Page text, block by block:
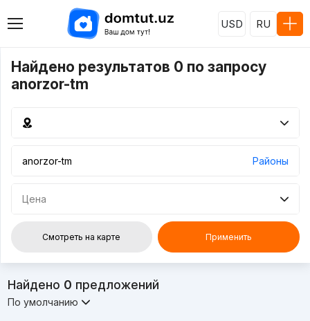
USD RU
Найдено результатов 0 по запросу
anorzor-tm
Районы
Цена
Смотреть на карте Применить
Найдено 0 предложений
По умолчанию